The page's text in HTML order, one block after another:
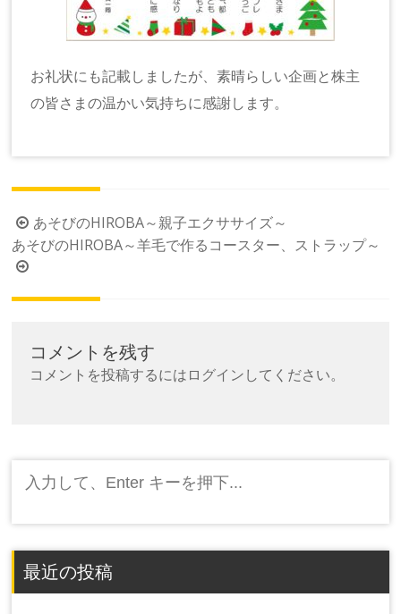
お礼状にも記載しましたが、素晴らしい企画と株主
の皆さまの温かい気持ちに感謝します。
投
稿
ナ
ビ
あそびのHIROBA～親子エクササイズ～
あそびのHIROBA～羊毛で作るコースター、ストラップ～
コメントを残す
コメントを投稿するにはログインしてください。
索:
最近の投稿